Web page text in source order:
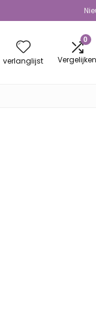
verlanglijst
0
Vergelijken